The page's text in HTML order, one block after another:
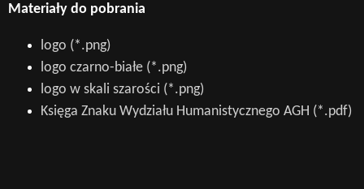
Materiały do pobrania
logo (*.png)
logo czarno-białe (*.png)
logo w skali szarości (*.png)
Księga Znaku Wydziału Humanistycznego AGH (*.pdf)